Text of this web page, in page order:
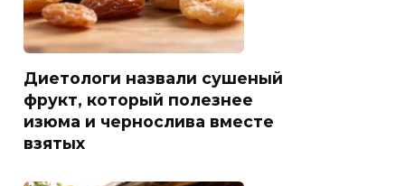
Диетологи назвали сушеный
фрукт, который полезнее
изюма и чернослива вместе
взятых